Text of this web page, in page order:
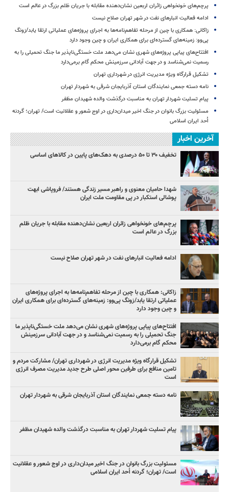
پرچم‌های خونخواهی زائران اربعین نشان‌دهنده مقابله با جریان ظلم بزرگ در عالم است
ادامه فعالیت انبارهای نفت در شهر تهران صلاح نیست
زاکانی: همکاری با چین از مرحله تفاهم‌نامه‌ها به اجرای پروژه‌های عملیاتی ارتقا یابد/زونگ
پی‌وو: زمینه‌های گسترده‌ای برای همکاری ایران و چین وجود دارد
افتتاح‌های پیاپی پروژه‌های شهری نشان می‌دهد ملت خستگی‌ناپذیر ما جنگ تحمیلی را به
رسمیت نمی‌شناسد و در جهت آبادانی سرزمینش محکم گام برمی‌دارد
تشکیل قرارگاه ویژه مدیریت انرژی در شهرداری تهران
نامه دسته جمعی نمایندگان استان آذربایجان شرقی به شهردار تهران
پیام تسلیت شهردار تهران به مناسبت درگذشت والده شهیدان مظفر
مسئولیت بزرگ بانوان در جنگ اخیر میدان‌داری‌ در اوج شعور و عقلانیت است/ تهران؛ گردنه
اُحد ایران اسلامی
آخرین اخبار
تخفیف ۳۰ تا ۵۰ درصدی به دهک‌های پایین در کالاهای اساسی
شهدا حامیان معنوی و راهبر مسیر زندگی هستند/ فروپاشی ابهت
پوشالی استکبار در پی مقاومت ملت ایران
پرچم‌های خونخواهی زائران اربعین نشان‌دهنده مقابله با جریان ظلم
بزرگ در عالم است
ادامه فعالیت انبارهای نفت در شهر تهران صلاح نیست
زاکانی: همکاری با چین از مرحله تفاهم‌نامه‌ها به اجرای پروژه‌های
عملیاتی ارتقا یابد/زونگ پی‌وو: زمینه‌های گسترده‌ای برای همکاری ایران
و چین وجود دارد
افتتاح‌های پیاپی پروژه‌های شهری نشان می‌دهد ملت خستگی‌ناپذیر ما
جنگ تحمیلی را به رسمیت نمی‌شناسد و در جهت آبادانی سرزمینش
محکم گام برمی‌دارد
تشکیل قرارگاه ویژه مدیریت انرژی در شهرداری تهران/ مشارکت مردم و
تامین منافع برای طرفین محور اصلی طرح جدید مدیریت مصرف انرژی
است
نامه دسته جمعی نمایندگان استان آذربایجان شرقی به شهردار تهران
پیام تسلیت شهردار تهران به مناسبت درگذشت والده شهیدان مظفر
مسئولیت بزرگ بانوان در جنگ اخیر میدان‌داری‌ در اوج شعور و عقلانیت
است/ تهران؛ گردنه اُحد ایران اسلامی